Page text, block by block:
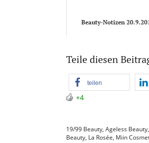
Beauty-Notizen
Teile diesen
teilen
+4
19/99 Beauty, Ageless Beauty,
Beauty, La Rosée, Miin